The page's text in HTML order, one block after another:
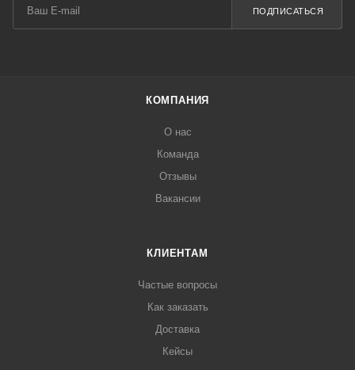
ПОДПИСАТЬСЯ
КОМПАНИЯ
О нас
Команда
Отзывы
Вакансии
КЛИЕНТАМ
Частые вопросы
Как заказать
Доставка
Кейсы